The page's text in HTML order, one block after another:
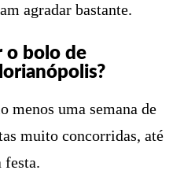
agradar bastante.
o bolo de
menos uma semana de
muito concorridas, até
festa.